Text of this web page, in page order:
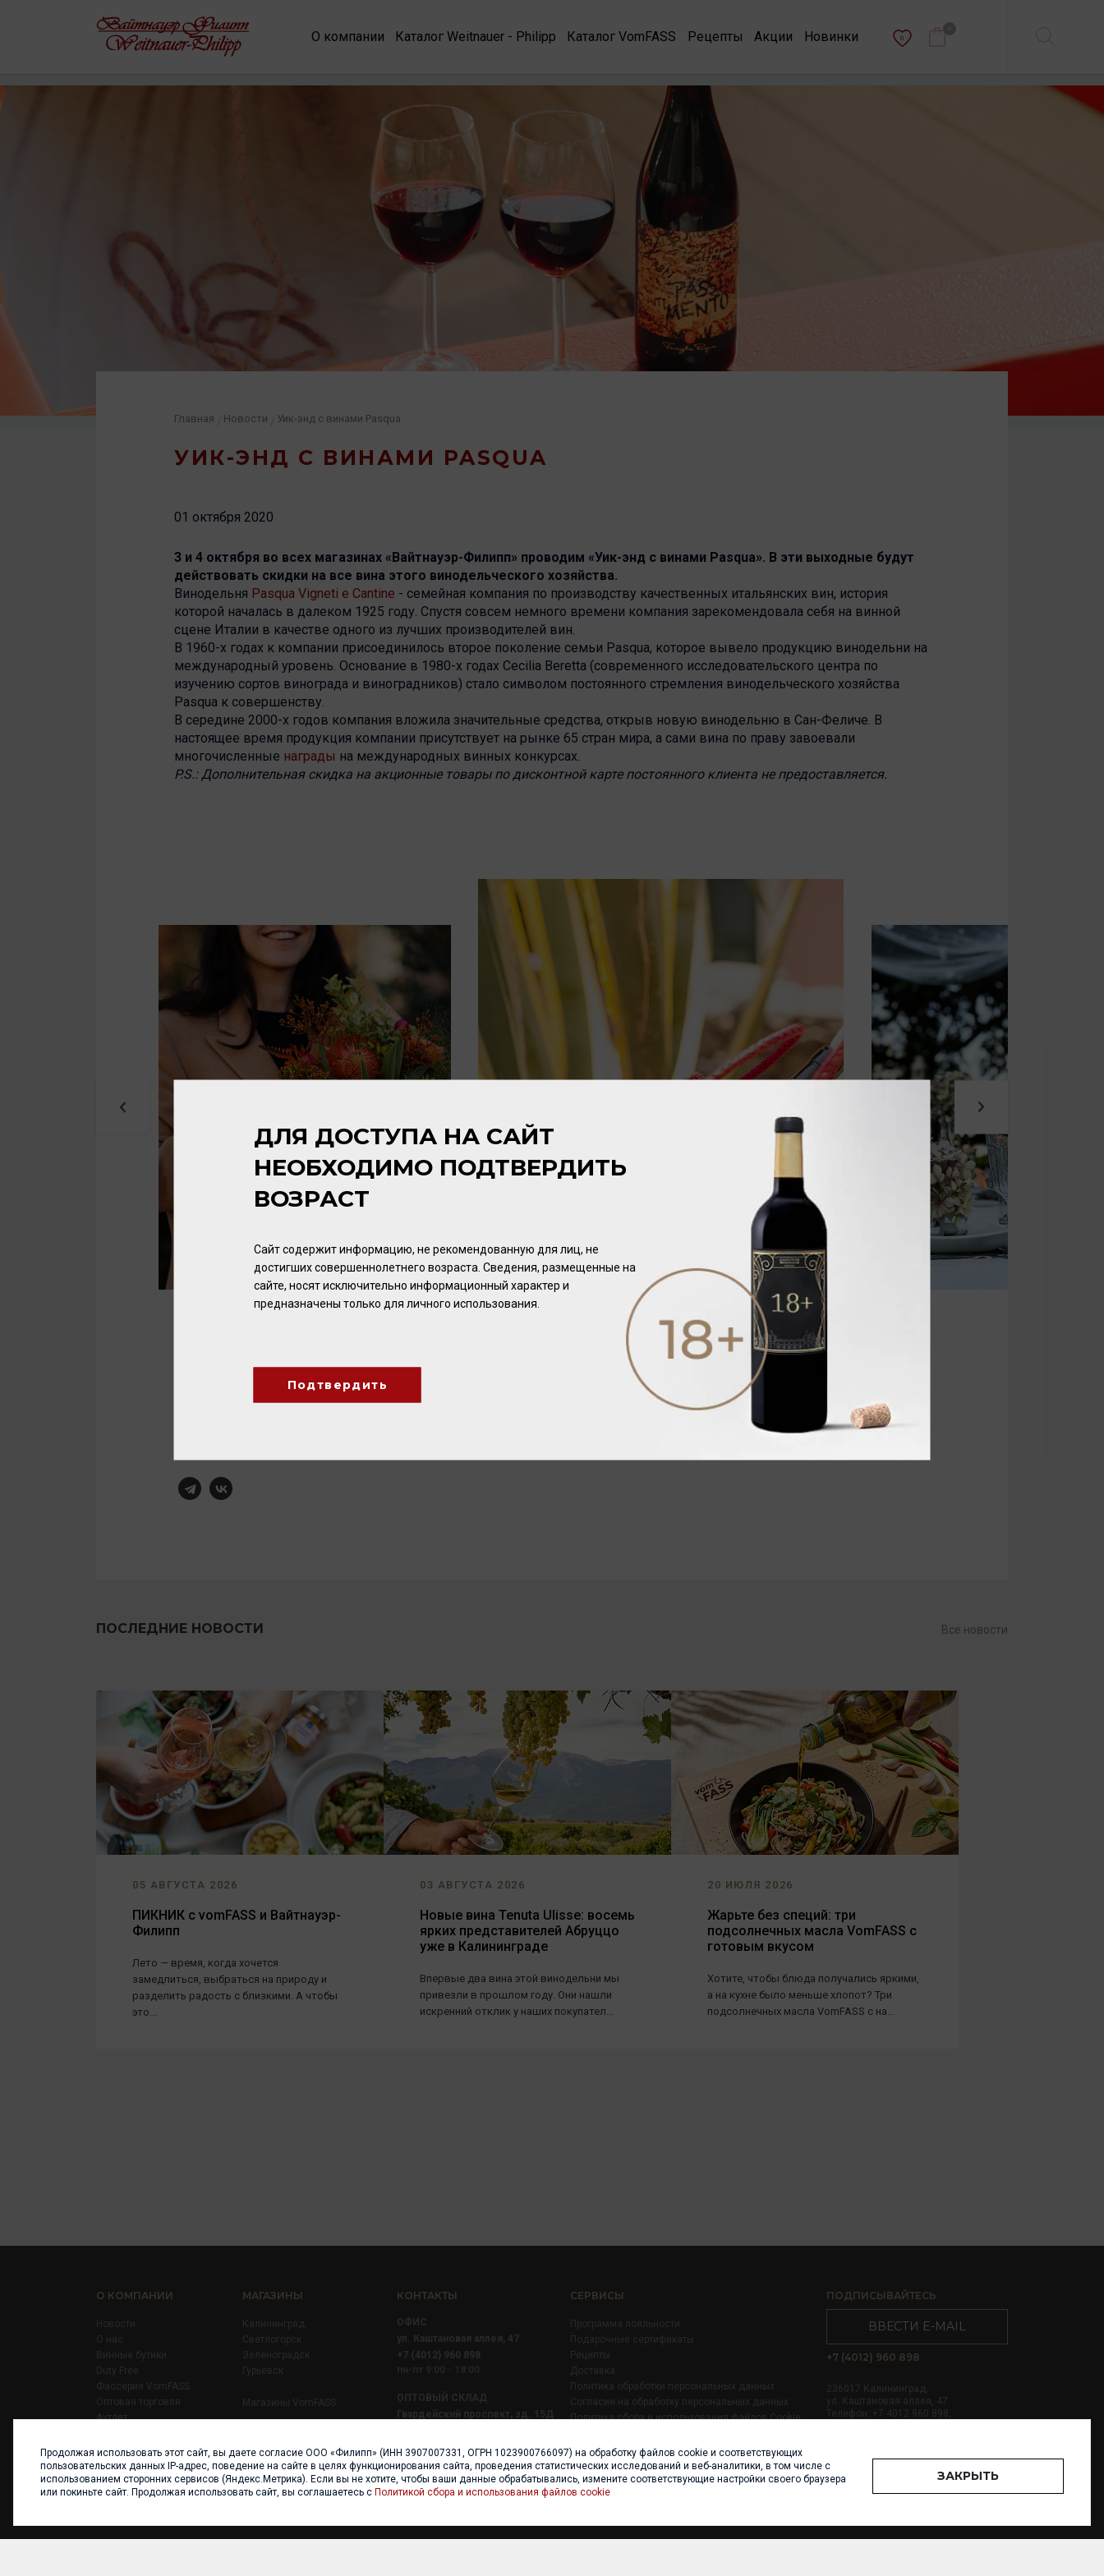
О компании Каталог Weitnauer - Philipp Каталог VomFASS Рецепты Акции Новинки 0
УИК-ЭНД С ВИНАМИ PASQUA
Главная Новости Уик-энд с винами Pasqua
01 октября 2020
3 и 4 октября во всех магазинах «Вайтнауэр-Филипп» проводим «Уик-энд с винами Pasqua». В эти выходные будут
действовать скидки на все вина этого винодельческого хозяйства.
Винодельня Pasqua Vigneti e Cantine - семейная компания по производству качественных итальянских вин, история
которой началась в далеком 1925 году. Спустя совсем немного времени компания зарекомендовала себя на винной
сцене Италии в качестве одного из лучших производителей вин.
В 1960-х годах к компании присоединилось второе поколение семьи Pasqua, которое вывело продукцию винодельни на
международный уровень. Основание в 1980-х годах Cecilia Beretta (современного исследовательского центра по
изучению сортов винограда и виноградников) стало символом постоянного стремления винодельческого хозяйства
Pasqua к совершенству.
В середине 2000-х годов компания вложила значительные средства, открыв новую винодельню в Сан-Феличе. В
настоящее время продукция компании присутствует на рынке 65 стран мира, а сами вина по праву завоевали
многочисленные награды на международных винных конкурсах.
P.S.: Дополнительная скидка на акционные товары по дисконтной карте постоянного клиента не предоставляется.
ПОСЛЕДНИЕ НОВОСТИ Все новости
05 АВГУСТА 2026
ПИКНИК с vomFASS и Вайтнауэр-
Филипп
Лето — время, когда хочется
замедлиться, выбраться на природу и
разделить радость с близкими. А чтобы
это...
03 АВГУСТА 2026
Новые вина Tenuta Ulisse: восемь
ярких представителей Абруццо
уже в Калининграде
Впервые два вина этой винодельни мы
привезли в прошлом году. Они нашли
искренний отклик у наших покупател...
20 ИЮЛЯ 2026
Жарьте без специй: три
подсолнечных масла VomFASS с
готовым вкусом
Хотите, чтобы блюда получались яркими,
а на кухне было меньше хлопот? Три
подсолнечных масла VomFASS с на...
О КОМПАНИИ
Новости
О нас
Винные бутики
Duty Free
Фассерия VomFASS
Оптовая торговля
Аутлет
Карьера
Контакты
МАГАЗИНЫ
Калининград
Светлогорск
Зеленоградск
Гурьевск
Магазины VomFASS
КОНТАКТЫ
ОФИС
ул. Каштановая аллея, 47
+7 (4012) 960 898
ОПТОВЫЙ СКЛАД
Гвардейский проспект, зд. 15Д
пн-пт 8:00 - 17:00
СЕРВИСЫ
Программа лояльности
Подарочные сертификаты
Рецепты
Доставка
Политика обработки персональных данных
Согласие на обработку персональных данных
Политика сбора и использования файлов Cookie
ПОДПИСЫВАЙТЕСЬ
ВВЕСТИ E-MAIL
+7 (4012) 960 898
236017 Калининград,
ул. Каштановая аллея, 47
Телефон: +7 4012 960 898,
ДЛЯ ДОСТУПА НА САЙТ
НЕОБХОДИМО ПОДТВЕРДИТЬ
ВОЗРАСТ
Сайт содержит информацию, не рекомендованную для лиц, не
достигших совершеннолетнего возраста. Сведения, размещенные на
сайте, носят исключительно информационный характер и
предназначены только для личного использования.
Подтвердить
Продолжая использовать этот сайт, вы даете согласие ООО «Филипп» (ИНН 3907007331, ОГРН 1023900766097) на обработку файлов cookie и соответствующих
пользовательских данных IP-адрес, поведение на сайте в целях функционирования сайта, проведения статистических исследований и веб-аналитики, в том числе с
использованием сторонних сервисов (Яндекс.Метрика). Если вы не хотите, чтобы ваши данные обрабатывались, измените соответствующие настройки своего браузера
или покиньте сайт. Продолжая использовать сайт, вы соглашаетесь с Политикой сбора и использования файлов cookie
ЗАКРЫТЬ